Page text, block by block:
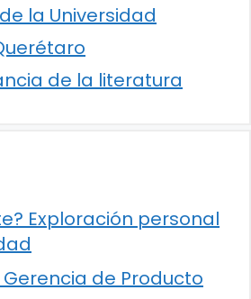
la Universidad
de la literatura
Exploración personal
de Producto